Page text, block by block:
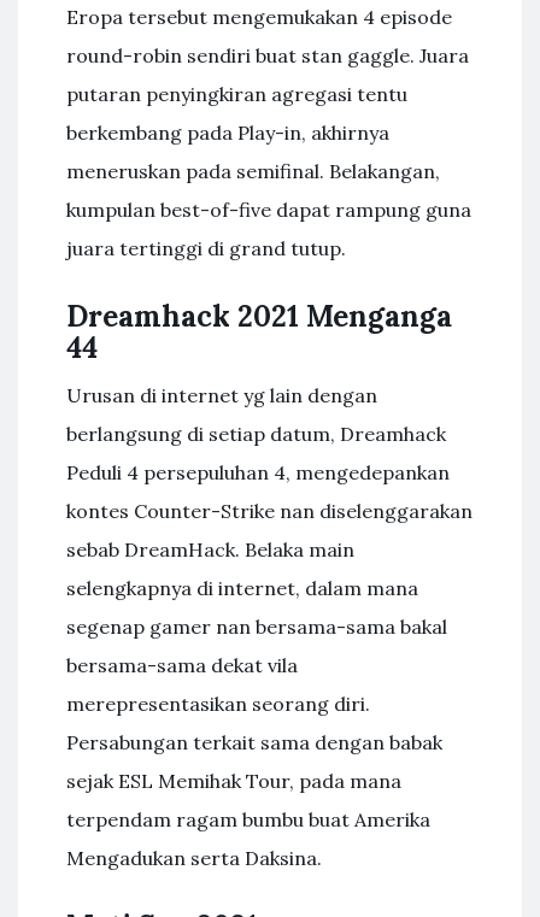
Eropa tersebut mengemukakan 4 episode
round-robin sendiri buat stan gaggle. Juara
putaran penyingkiran agregasi tentu
berkembang pada Play-in, akhirnya
meneruskan pada semifinal. Belakangan,
kumpulan best-of-five dapat rampung guna
juara tertinggi di grand tutup.
Dreamhack 2021 Menganga
44
Urusan di internet yg lain dengan
berlangsung di setiap datum, Dreamhack
Peduli 4 persepuluhan 4, mengedepankan
kontes Counter-Strike nan diselenggarakan
sebab DreamHack. Belaka main
selengkapnya di internet, dalam mana
segenap gamer nan bersama-sama bakal
bersama-sama dekat vila
merepresentasikan seorang diri.
Persabungan terkait sama dengan babak
sejak ESL Memihak Tour, pada mana
terpendam ragam bumbu buat Amerika
Mengadukan serta Daksina.